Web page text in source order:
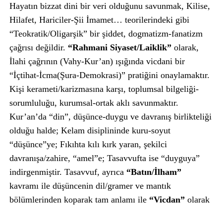
Hayatın bizzat dini bir veri olduğunu savunmak, Kilise,
Hilafet, Hariciler-Şii İmamet… teorilerindeki gibi
“Teokratik/Oligarşik” bir şiddet, dogmatizm-fanatizm
çağrısı değildir. “Rahmani Siyaset/Laiklik” olarak,
İlahi çağrının (Vahy-Kur’an) ışığında vicdani bir
“İçtihat-İcma(Şura-Demokrasi)” pratiğini onaylamaktır.
Kişi kerameti/karizmasına karşı, toplumsal bilgeliği-
sorumluluğu, kurumsal-ortak aklı savunmaktır.
Kur’an’da “din”, düşünce-duygu ve davranış birlikteliği
olduğu halde; Kelam disiplininde kuru-soyut
“düşünce”ye; Fıkıhta kılı kırk yaran, şekilci
davranışa/zahire, “amel”e; Tasavvufta ise “duyguya”
indirgenmiştir. Tasavvuf, ayrıca “Batın/İlham”
kavramı ile düşüncenin dil/gramer ve mantık
bölümlerinden koparak tam anlamı ile “Vicdan”olarak